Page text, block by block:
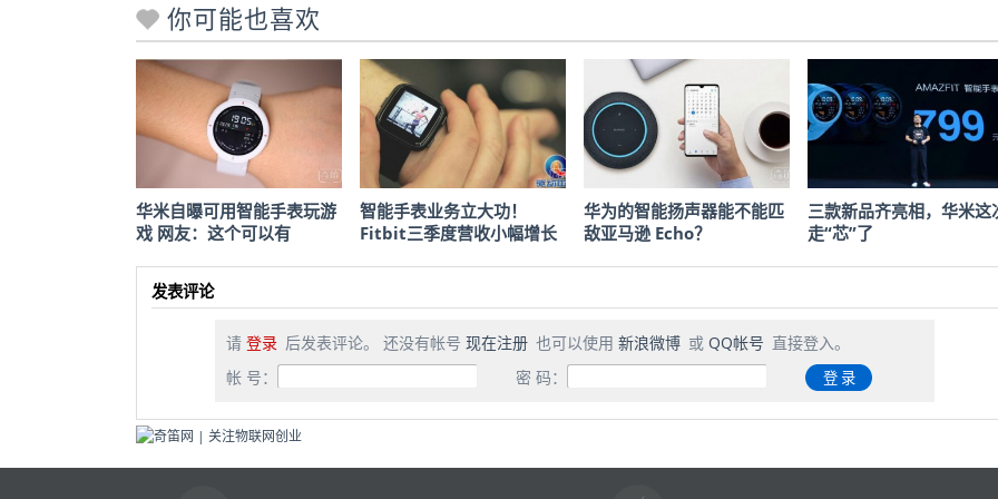
你可能也喜欢
华米自曝可用智能手表玩游
戏 网友：这个可以有
智能手表业务立大功！
Fitbit三季度营收小幅增长
华为的智能扬声器能不能匹
敌亚马逊 Echo？
三款新品齐亮相，华米这
走“芯”了
发表评论
请 登录 后发表评论。 还没有帐号 现在注册 也可以使用 新浪微博 或 QQ帐号 直接登入。
帐 号：
密 码：